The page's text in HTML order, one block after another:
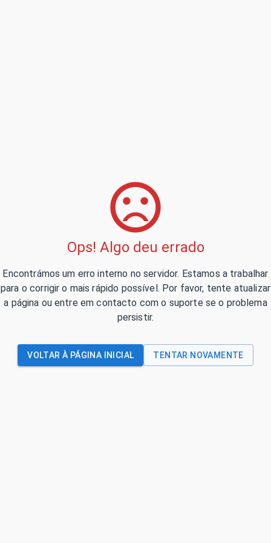
Ops! Algo deu errado
Encontrámos um erro interno no servidor. Estamos a trabalhar
para o corrigir o mais rápido possível. Por favor, tente atualizar
a página ou entre em contacto com o suporte se o problema
persistir.
VOLTAR À PÁGINA INICIAL TENTAR NOVAMENTE